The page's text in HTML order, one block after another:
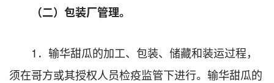
（二）包装厂管理。
1．输华甜瓜的加工、包装、储藏和装运过程，
须在哥方或其授权人员检疫监管下进行。输华甜瓜的